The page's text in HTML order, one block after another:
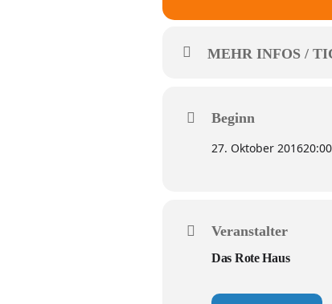
MEHR INFOS /
Beginn
27. Oktober 201620:00
Veranstalter
Das Rote Haus